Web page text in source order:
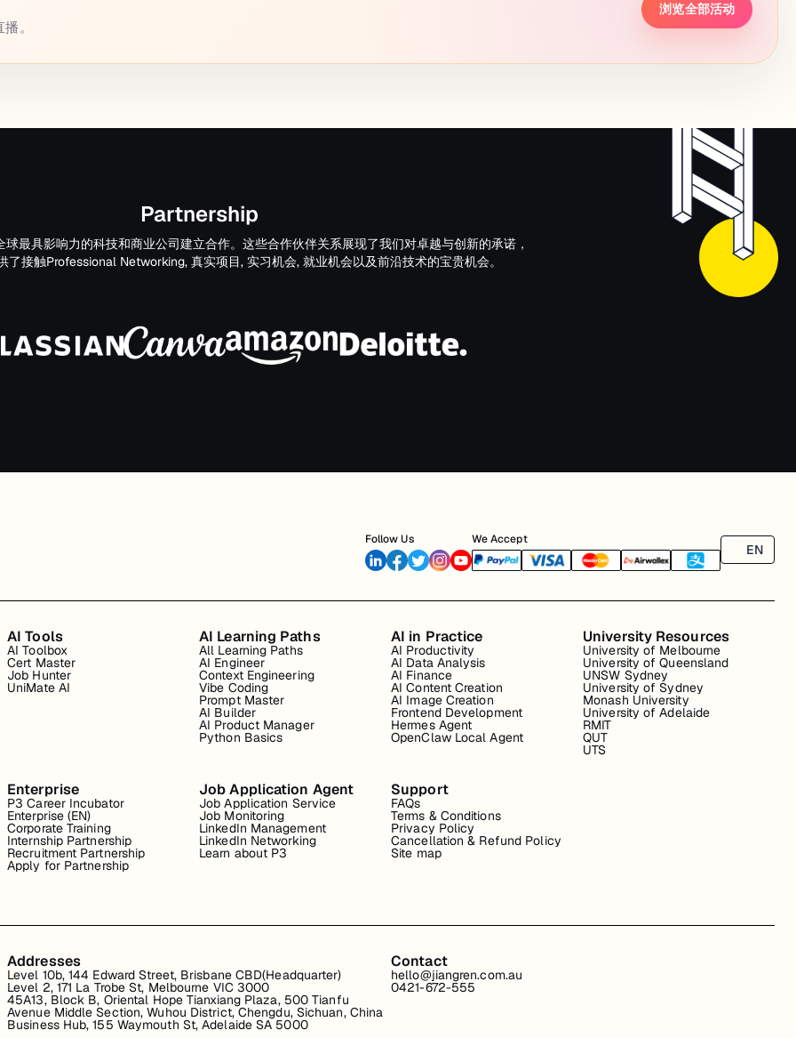
。
浏览全部活动
Partnership
最具影响力的科技和商业公司建立合作。这些合作伙伴关系展现了我们对卓越与创新的承诺，
了接触Professional Networking, 真实项目, 实习机会, 就业机会以及前沿技术的宝贵机会。
Follow Us We Accept
EN
AI Tools
AI Toolbox
Cert Master
Job Hunter
UniMate AI
AI Learning Paths
All Learning Paths
AI Engineer
Context Engineering
Vibe Coding
Prompt Master
AI Builder
AI Product Manager
Python Basics
AI in Practice
AI Productivity
AI Data Analysis
AI Finance
AI Content Creation
AI Image Creation
Frontend Development
Hermes Agent
OpenClaw Local Agent
University Resources
University of Melbourne
University of Queensland
UNSW Sydney
University of Sydney
Monash University
University of Adelaide
RMIT
QUT
UTS
Enterprise
P3 Career Incubator
Enterprise (EN)
Corporate Training
Internship Partnership
Recruitment Partnership
Apply for Partnership
Job Application Agent
Job Application Service
Job Monitoring
LinkedIn Management
LinkedIn Networking
Learn about P3
Support
FAQs
Terms & Conditions
Privacy Policy
Cancellation & Refund Policy
Site map
Addresses
Level 10b, 144 Edward Street, Brisbane CBD(Headquarter)
Level 2, 171 La Trobe St, Melbourne VIC 3000
45A13, Block B, Oriental Hope Tianxiang Plaza, 500 Tianfu
Avenue Middle Section, Wuhou District, Chengdu, Sichuan, China
Business Hub, 155 Waymouth St, Adelaide SA 5000
Contact
hello@jiangren.com.au
0421-672-555